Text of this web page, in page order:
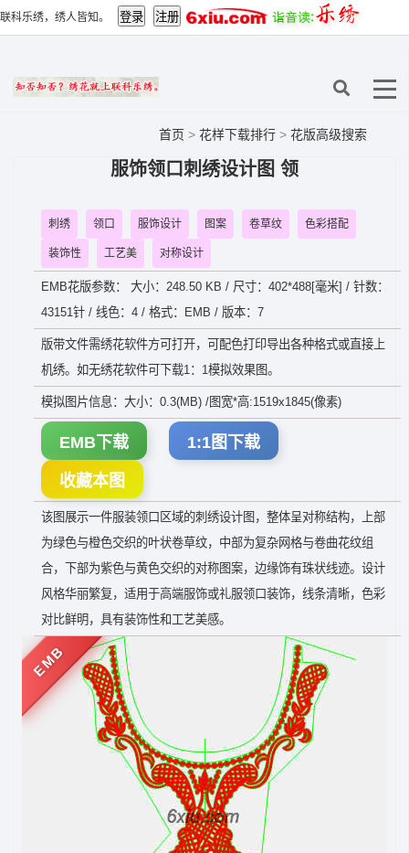
联科乐绣，绣人皆知。
首页 > 花样下载排行 > 花版高级搜索
服饰领口刺绣设计图 领
刺绣 领口 服饰设计 图案 卷草纹 色彩搭配
装饰性 工艺美 对称设计
EMB花版参数： 大小：248.50 KB / 尺寸：402*488[毫米] / 针数：
43151针 / 线色：4 / 格式：EMB / 版本：7
版带文件需绣花软件方可打开，可配色打印导出各种格式或直接上
机绣。如无绣花软件可下载1：1模拟效果图。
模拟图片信息：大小：0.3(MB) /图宽*高:1519x1845(像素)
EMB下载 1:1图下载
收藏本图
该图展示一件服装领口区域的刺绣设计图，整体呈对称结构，上部
为绿色与橙色交织的叶状卷草纹，中部为复杂网格与卷曲花纹组
合，下部为紫色与黄色交织的对称图案，边缘饰有珠状线迹。设计
风格华丽繁复，适用于高端服饰或礼服领口装饰，线条清晰，色彩
对比鲜明，具有装饰性和工艺美感。
EMB